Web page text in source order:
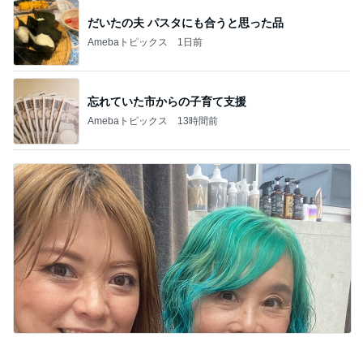
だいたの夫 パスタにも合うと思った品
Amebaトピックス 1日前
忘れていた市からの子育て支援
Amebaトピックス 13時間前